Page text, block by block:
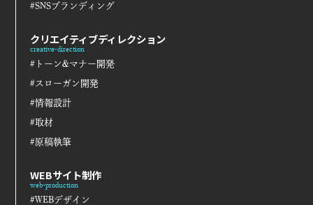
#SNSブランディング
クリエイティブディレクション
creative-direction
#トーン&マナー開発
#スローガン開発
#情報設計
#取材
#原稿執筆
WEBサイト制作
web-production
#WEBデザイン